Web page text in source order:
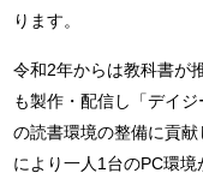
ります。
令和2年からは教科書が
も製作・配信し「デイ
の読書環境の整備に貢
により一人1台のPC環